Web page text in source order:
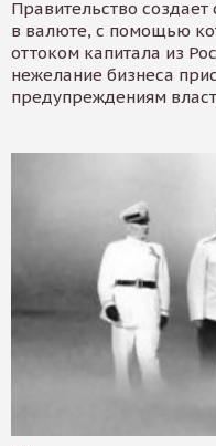
Правительство
в валюте, с помощью
оттоком капитала из
нежелание бизнеса
предупреждениям